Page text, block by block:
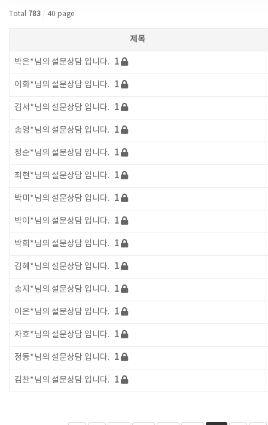
Total 783 / 40 page
제목
박은*님의 설문상담 입니다. 1
이화*님의 설문상담 입니다. 1
김서*님의 설문상담 입니다. 1
송영*님의 설문상담 입니다. 1
정순*님의 설문상담 입니다. 1
최현*님의 설문상담 입니다. 1
박미*님의 설문상담 입니다. 1
박이*님의 설문상담 입니다. 1
박희*님의 설문상담 입니다. 1
김혜*님의 설문상담 입니다. 1
송지*님의 설문상담 입니다. 1
이은*님의 설문상담 입니다. 1
차호*님의 설문상담 입니다. 1
정동*님의 설문상담 입니다. 1
김찬*님의 설문상담 입니다. 1